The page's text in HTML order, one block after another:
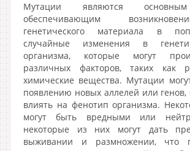
Мутации являются
обеспечивающим
генетического материала в
случайные изменения в
организма, которые могут
различных факторов, таких как
химические вещества. Мутации
появлению новых аллелей или генов,
влиять на фенотип организма.
могут быть вредными или
некоторые из них могут дать
выживании и размножении, что